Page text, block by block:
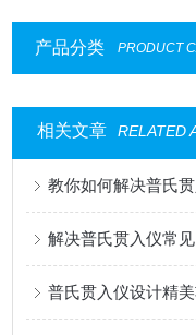
产品分类 PRODUCT
相关文章 RELATED
教你如何解决普氏
解决普氏贯入仪常
普氏贯入仪设计精